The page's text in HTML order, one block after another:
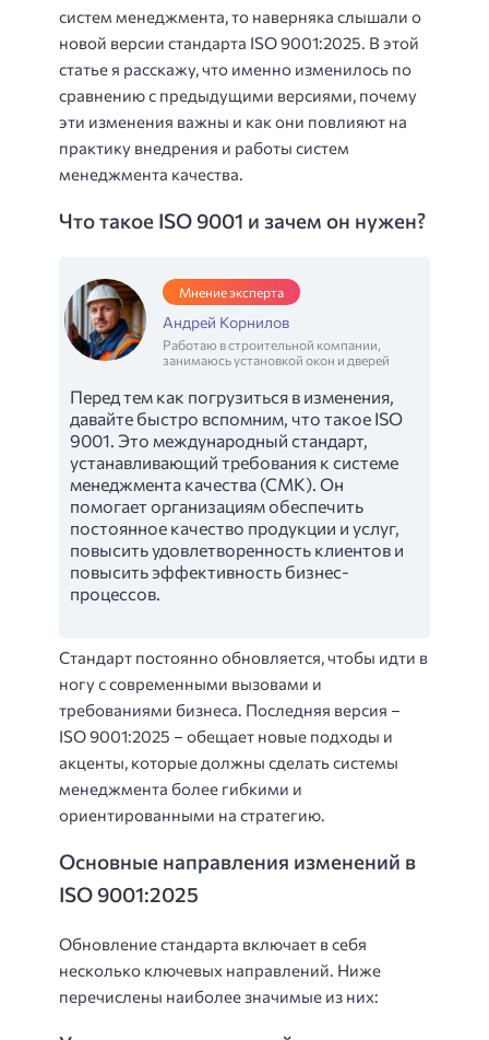
систем менеджмента, то наверняка слышали о
новой версии стандарта ISO 9001:2025. В этой
статье я расскажу, что именно изменилось по
сравнению с предыдущими версиями, почему
эти изменения важны и как они повлияют на
практику внедрения и работы систем
менеджмента качества.
Что такое ISO 9001 и зачем он нужен?
Мнение эксперта
Андрей Корнилов
Работаю в строительной компании,
занимаюсь установкой окон и дверей
Перед тем как погрузиться в изменения,
давайте быстро вспомним, что такое ISO
9001. Это международный стандарт,
устанавливающий требования к системе
менеджмента качества (СМК). Он
помогает организациям обеспечить
постоянное качество продукции и услуг,
повысить удовлетворенность клиентов и
повысить эффективность бизнес-
процессов.
Стандарт постоянно обновляется, чтобы идти в
ногу с современными вызовами и
требованиями бизнеса. Последняя версия –
ISO 9001:2025 – обещает новые подходы и
акценты, которые должны сделать системы
менеджмента более гибкими и
ориентированными на стратегию.
Основные направления изменений в
ISO 9001:2025
Обновление стандарта включает в себя
несколько ключевых направлений. Ниже
перечислены наиболее значимые из них: